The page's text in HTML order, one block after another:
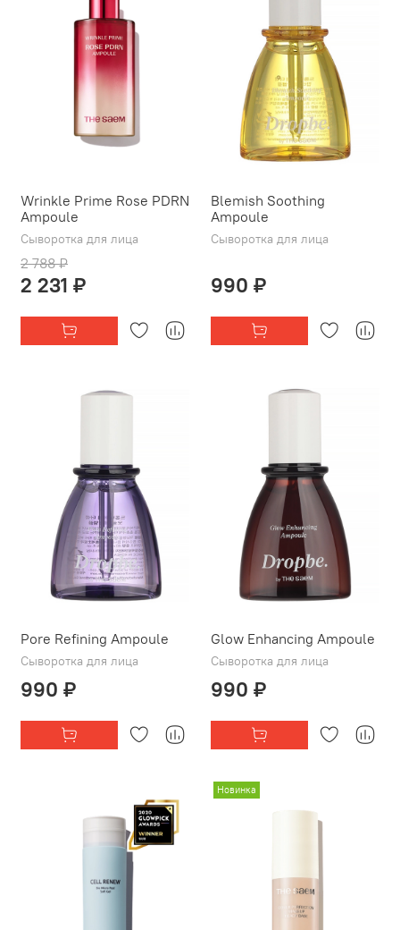
Wrinkle Prime Rose PDRN
Ampoule
Сыворотка для лица
2 788 ₽
2 231 ₽
Blemish Soothing
Ampoule
Сыворотка для лица
990 ₽
Pore Refining Ampoule
Сыворотка для лица
990 ₽
Glow Enhancing Ampoule
Сыворотка для лица
990 ₽
Новинка